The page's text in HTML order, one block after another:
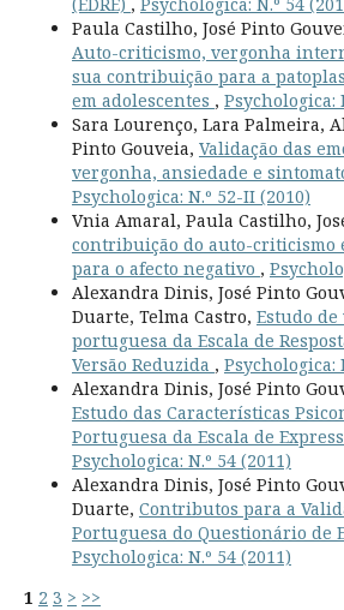
Paula Castilho, José Pinto
Auto-criticismo, vergonha
sua contribuição para a
em adolescentes , Psychologica:
Sara Lourenço, Lara Palmeira,
Pinto Gouveia, Validação das
vergonha, ansiedade e
Psychologica: N.º 52-II (2010)
Vnia Amaral, Paula Castilho,
contribuição do auto-criticismo
para o afecto negativo ,
Alexandra Dinis, José Pinto
Duarte, Telma Castro, Estudo
portuguesa da Escala de
Versão Reduzida , Psychologica:
Alexandra Dinis, José Pinto
Estudo das Características
Portuguesa da Escala de
Psychologica: N.º 54 (2011)
Alexandra Dinis, José Pinto
Duarte, Contributos para a
Portuguesa do Questionário de
Psychologica: N.º 54 (2011)
1 2 3 > >>